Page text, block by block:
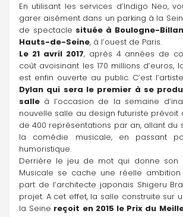
En utilisant les services d’Indigo Neo,
garer aisément dans un parking à la
de spectacle située à Boulogne-
Hauts-de-Seine, à l’ouest de Paris.
Le 21 avril 2017, après 4 années de
coût avoisinant les 170 millions d’euros,
est enfin ouverte au public. C’est
Dylan qui sera le premier à se
salle à l’occasion de la semaine
nouvelle salle au design futuriste prévoit
de 400 représentations par an, allant du
la comédie musicale, en passant
humoristique.
Derrière le jeu de mot qui donne son
Musicale se cache une réelle
part de l’architecte japonais Shigeru
projet. A cet effet, la salle construite sur
la Seine